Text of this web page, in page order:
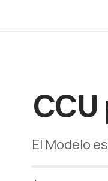
El Modelo